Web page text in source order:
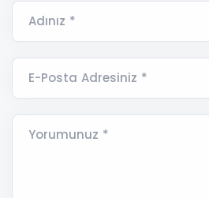
Adınız *
E-Posta Adresiniz *
Yorumunuz *